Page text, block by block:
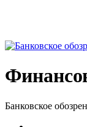
Банковское